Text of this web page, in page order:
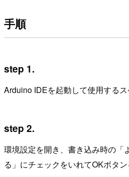
手順
step 1.
Arduino IDEを起動して使用するス
step 2.
環境設定を開き、書き込み時の「
る」にチェックをいれてOKボタン